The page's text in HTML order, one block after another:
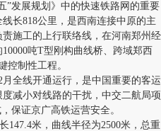
发展规划》中的快速铁路网的重要
长818公里，是西南连接中原的主
施工的上行联络线，在河南郑州经
吨T型刚构曲线桥、跨域郑西
控制性工程。
全线开通运行，是中国重要的客运
减小对线路的干扰，中交二航局项
保证京广高铁运营安全。
米，曲线半径为2500米，总重